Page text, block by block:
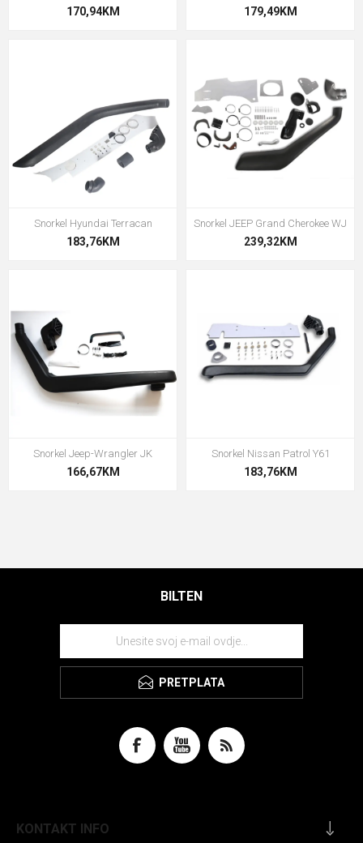
170,94KM 179,49KM
Snorkel Hyundai Terracan
183,76KM
Snorkel JEEP Grand Cherokee WJ
239,32KM
Snorkel Jeep-Wrangler JK
166,67KM
Snorkel Nissan Patrol Y61
183,76KM
BILTEN
PRETPLATA
KONTAKT INFO